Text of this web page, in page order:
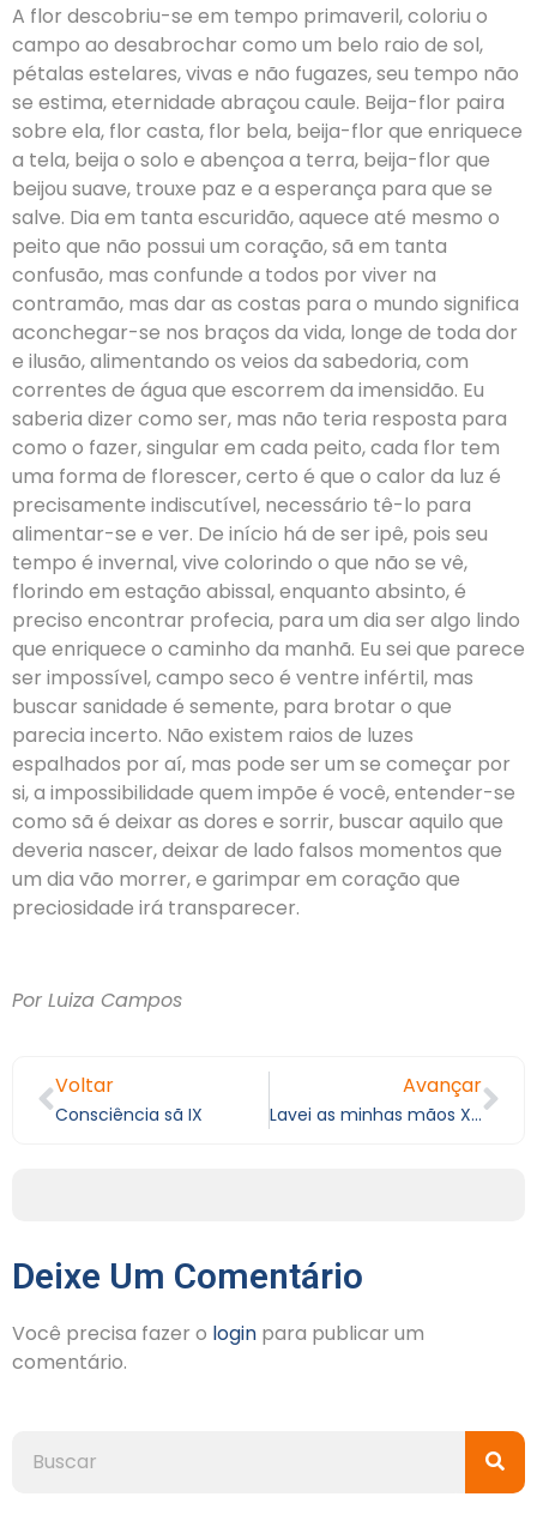
A flor descobriu-se em tempo primaveril, coloriu o
campo ao desabrochar como um belo raio de sol,
pétalas estelares, vivas e não fugazes, seu tempo não
se estima, eternidade abraçou caule. Beija-flor paira
sobre ela, flor casta, flor bela, beija-flor que enriquece
a tela, beija o solo e abençoa a terra, beija-flor que
beijou suave, trouxe paz e a esperança para que se
salve. Dia em tanta escuridão, aquece até mesmo o
peito que não possui um coração, sã em tanta
confusão, mas confunde a todos por viver na
contramão, mas dar as costas para o mundo significa
aconchegar-se nos braços da vida, longe de toda dor
e ilusão, alimentando os veios da sabedoria, com
correntes de água que escorrem da imensidão. Eu
saberia dizer como ser, mas não teria resposta para
como o fazer, singular em cada peito, cada flor tem
uma forma de florescer, certo é que o calor da luz é
precisamente indiscutível, necessário tê-lo para
alimentar-se e ver. De início há de ser ipê, pois seu
tempo é invernal, vive colorindo o que não se vê,
florindo em estação abissal, enquanto absinto, é
preciso encontrar profecia, para um dia ser algo lindo
que enriquece o caminho da manhã. Eu sei que parece
ser impossível, campo seco é ventre infértil, mas
buscar sanidade é semente, para brotar o que
parecia incerto. Não existem raios de luzes
espalhados por aí, mas pode ser um se começar por
si, a impossibilidade quem impõe é você, entender-se
como sã é deixar as dores e sorrir, buscar aquilo que
deveria nascer, deixar de lado falsos momentos que
um dia vão morrer, e garimpar em coração que
preciosidade irá transparecer.
Por Luiza Campos
Voltar
Consciência sã IX
Avançar
Lavei as minhas mãos XIV
Deixe Um Comentário
Você precisa fazer o login para publicar um
comentário.